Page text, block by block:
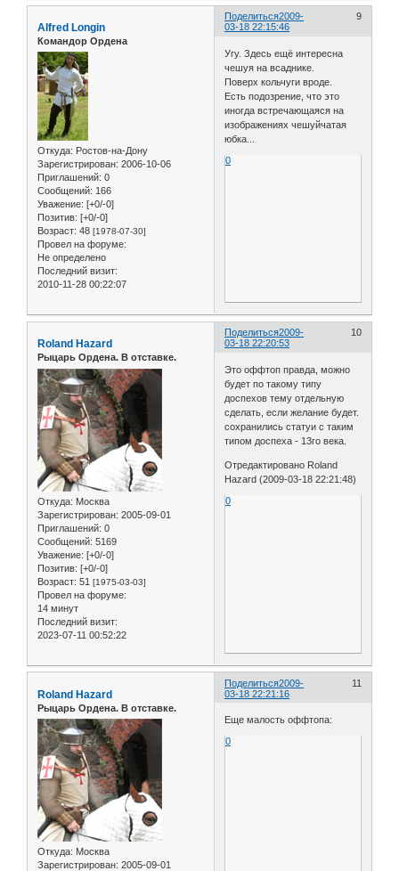
Поделиться 9
2009-
03-18 22:15:46
Alfred Longin
Командор Ордена
Откуда: Ростов-на-Дону
Зарегистрирован: 2006-10-06
Приглашений: 0
Сообщений: 166
Уважение: [+0/-0]
Позитив: [+0/-0]
Возраст: 48 [1978-07-30]
Провел на форуме:
Не определено
Последний визит:
2010-11-28 00:22:07
Угу. Здесь ещё интересна
чешуя на всаднике.
Поверх кольчуги вроде.
Есть подозрение, что это
иногда встречающаяся на
изображениях чешуйчатая
юбка...
0
Поделиться 10
2009-
03-18 22:20:53
Roland Hazard
Рыцарь Ордена. В отставке.
Откуда: Москва
Зарегистрирован: 2005-09-01
Приглашений: 0
Сообщений: 5169
Уважение: [+0/-0]
Позитив: [+0/-0]
Возраст: 51 [1975-03-03]
Провел на форуме:
14 минут
Последний визит:
2023-07-11 00:52:22
Это оффтоп правда, можно
будет по такому типу
доспехов тему отдельную
сделать, если желание будет.
сохранились статуи с таким
типом доспеха - 13го века.
Отредактировано Roland
Hazard (2009-03-18 22:21:48)
0
Поделиться 11
2009-
03-18 22:21:16
Roland Hazard
Рыцарь Ордена. В отставке.
Откуда: Москва
Зарегистрирован: 2005-09-01
Еще малость оффтопа:
0